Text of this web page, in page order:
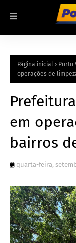
Página inicial Porto
operações de
em
bairros
quarta-feira,